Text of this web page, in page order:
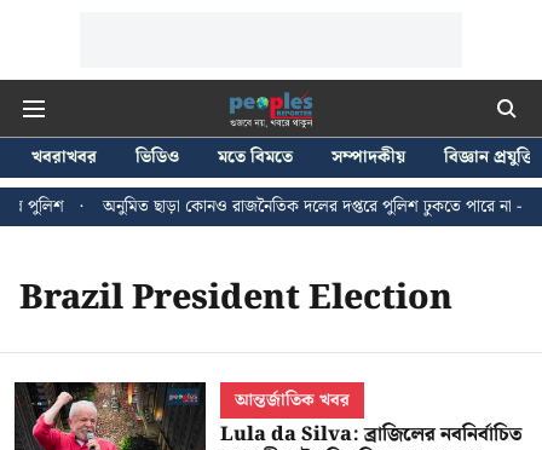
খবরাখবর ভিডিও মতে বিমতে সম্পাদকীয়
বিজ্ঞান প্রযুক্তি
পুলিশ
অনুমিত ছাড়া কোনও রাজনৈতিক দলের দপ্তরে পুলিশ ঢুকতে পারে না - জন
Brazil President Election
আন্তর্জাতিক খবর
Lula da Silva: ব্রাজিলের নবনির্বাচিত